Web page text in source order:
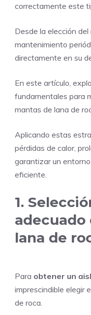
correctamente este
Desde la elección
mantenimiento
directamente en su
En este artículo,
fundamentales para
mantas de lana de
Aplicando estas
pérdidas de calor,
garantizar un
eficiente.
1.
adecuado
lana de
Para obtener un
imprescindible elegir
de roca.